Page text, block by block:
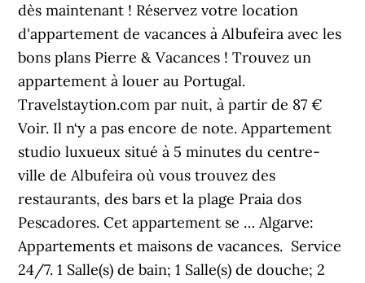
dès maintenant ! Réservez votre location
d'appartement de vacances à Albufeira avec les
bons plans Pierre & Vacances ! Trouvez un
appartement à louer au Portugal.
Travelstaytion.com par nuit, à partir de 87 €
Voir. Il n‘y a pas encore de note. Appartement
studio luxueux situé à 5 minutes du centre-
ville de Albufeira où vous trouvez des
restaurants, des bars et la plage Praia dos
Pescadores. Cet appartement se … Algarve: ️
Appartements et maisons de vacances. ️ Service
24/7. 1 Salle(s) de bain; 1 Salle(s) de douche; 2